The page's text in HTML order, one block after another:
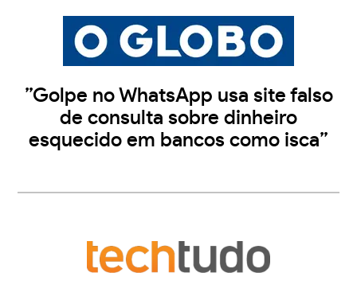
”Golpe no WhatsApp usa site falso
de consulta sobre dinheiro
esquecido em bancos como isca”